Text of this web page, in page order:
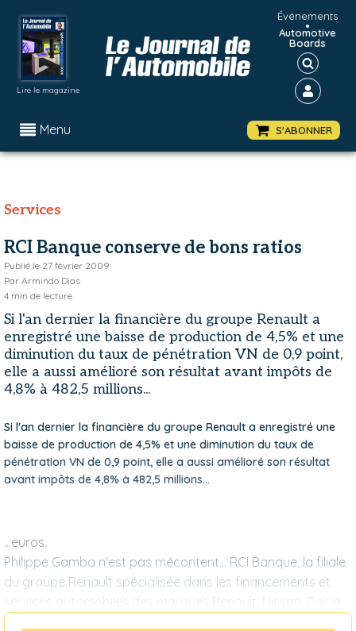
Lire le magazine
Événements
•
Automotive
Boards
Menu S'ABONNER
Services
RCI Banque conserve de bons ratios
Publié le 27 février 2009
Par Armindo Dias
4 min de lecture
Si l'an dernier la financière du groupe Renault a
enregistré une baisse de production de 4,5% et une
diminution du taux de pénétration VN de 0,9 point,
elle a aussi amélioré son résultat avant impôts de
4,8% à 482,5 millions...
Si l'an dernier la financière du groupe Renault a enregistré une
baisse de production de 4,5% et une diminution du taux de
pénétration VN de 0,9 point, elle a aussi amélioré son résultat
avant impôts de 4,8% à 482,5 millions...
...euros.
Philippe Gamba n'est pas mécontent… RCI Banque, la filiale
du groupe Renault spécialisée dans les financements et
services automobiles des marques Renault, Nissan, Dacia